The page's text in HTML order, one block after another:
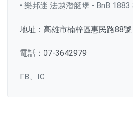
• 樂邦迷 法越潛艇堡 - BnB 1883
地址：高雄市楠梓區惠民路88號
電話：07-3642979
FB IG